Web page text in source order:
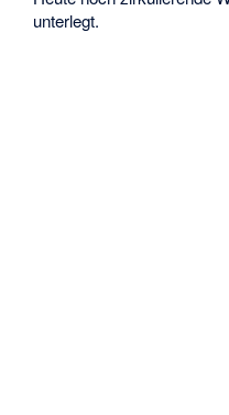
unterlegt.